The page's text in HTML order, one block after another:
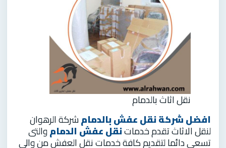
نقل اثاث بالدمام
افضل شركة نقل عفش بالدمامشركة الرهوان
لنقل الاثاث تقدم خدماتنقل عفش الدماموالتى
تسعى دائما لتقديم كافة خدمات نقل العفش من والى